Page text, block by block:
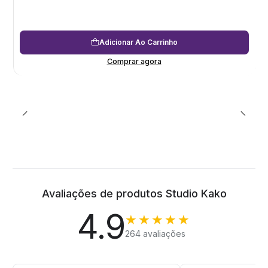
Adicionar Ao Carrinho
Comprar agora
Avaliações de produtos Studio Kako
4.9★★★★★
264 avaliações